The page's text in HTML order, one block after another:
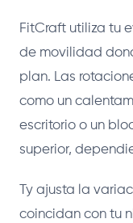
FitCraft utiliza tu
de movilidad
plan. Las
como un
escritorio o un
superior,
Ty ajusta la
coincidan con tu